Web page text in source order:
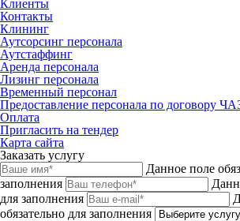
Клиенты
Контакты
Клининг
Аутсорсинг персонала
Аутстаффинг
Аренда персонала
Лизинг персонала
Временный персонал
Предоставление персонала по договору
Оплата
Пригласить на тендер
Карта сайта
Заказать услугу
Данное поле
заполнения
для заполнения
обязательно для заполнения